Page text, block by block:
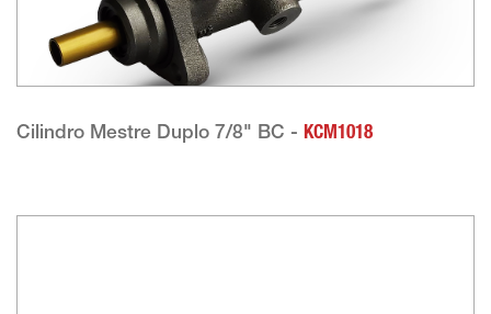
Cilindro Mestre Duplo 7/8" BC - KCM1018